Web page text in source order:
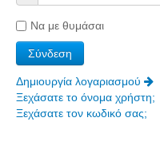
Να με θυμάσαι
Δημιουργία λογαριασμού
Ξεχάσατε το όνομα χρήστη;
Ξεχάσατε τον κωδικό σας;